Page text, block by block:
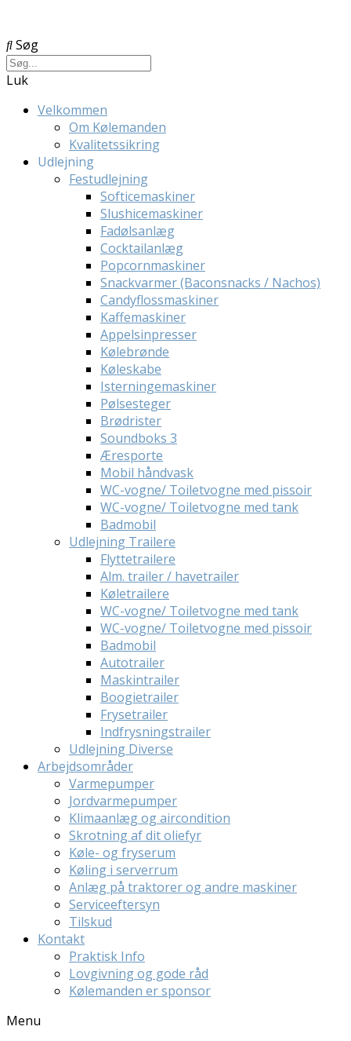
Søg
Luk
Velkommen
Om Kølemanden
Kvalitetssikring
Udlejning
Festudlejning
Softicemaskiner
Slushicemaskiner
Fadølsanlæg
Cocktailanlæg
Popcornmaskiner
Snackvarmer (Baconsnacks / Nachos)
Candyflossmaskiner
Kaffemaskiner
Appelsinpresser
Kølebrønde
Køleskabe
Isterningemaskiner
Pølsesteger
Brødrister
Soundboks 3
Æresporte
Mobil håndvask
WC-vogne/ Toiletvogne med pissoir
WC-vogne/ Toiletvogne med tank
Badmobil
Udlejning Trailere
Flyttetrailere
Alm. trailer / havetrailer
Køletrailere
WC-vogne/ Toiletvogne med tank
WC-vogne/ Toiletvogne med pissoir
Badmobil
Autotrailer
Maskintrailer
Boogietrailer
Frysetrailer
Indfrysningstrailer
Udlejning Diverse
Arbejdsområder
Varmepumper
Jordvarmepumper
Klimaanlæg og aircondition
Skrotning af dit oliefyr
Køle- og fryserum
Køling i serverrum
Anlæg på traktorer og andre maskiner
Serviceeftersyn
Tilskud
Kontakt
Praktisk Info
Lovgivning og gode råd
Kølemanden er sponsor
Menu